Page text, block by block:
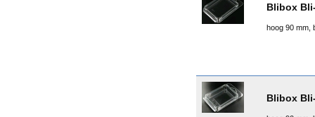
Blibox
hoog 90 mm,
Blibox